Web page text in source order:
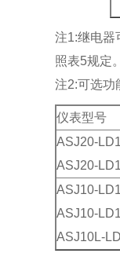
注1:继电器
照表5规定
注2:可选功
仪表型号
ASJ20-
ASJ20-
ASJ10-
ASJ10-
ASJ10L-